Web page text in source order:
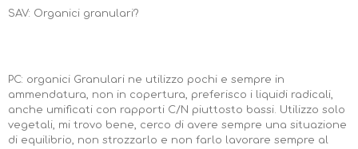
SAV: Organici granulari?
PC: organici Granulari ne utilizzo pochi e sempre in
ammendatura, non in copertura, preferisco i liquidi radicali,
anche umificati con rapporti C/N piuttosto bassi. Utilizzo solo
vegetali, mi trovo bene, cerco di avere sempre una situazione
di equilibrio, non strozzarlo e non farlo lavorare sempre al